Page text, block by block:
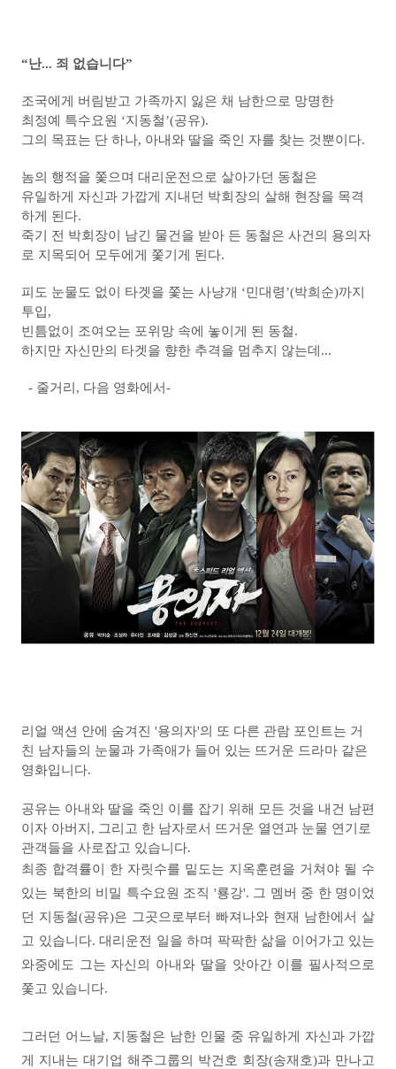
“난... 죄 없습니다”
조국에게 버림받고 가족까지 잃은 채 남한으로 망명한
최정예 특수요원 ‘지동철’(공유).
그의 목표는 단 하나, 아내와 딸을 죽인 자를 찾는 것뿐이다.
놈의 행적을 쫓으며 대리운전으로 살아가던 동철은
유일하게 자신과 가깝게 지내던 박회장의 살해 현장을 목격
하게 된다.
죽기 전 박회장이 남긴 물건을 받아 든 동철은 사건의 용의자
로 지목되어 모두에게 쫓기게 된다.
피도 눈물도 없이 타겟을 쫓는 사냥개 ‘민대령’(박희순)까지
투입,
빈틈없이 조여오는 포위망 속에 놓이게 된 동철.
하지만 자신만의 타겟을 향한 추격을 멈추지 않는데...
- 줄거리, 다음 영화에서-
리얼 액션 안에 숨겨진 '용의자'의 또 다른 관람 포인트는 거
친 남자들의 눈물과 가족애가 들어 있는 뜨거운 드라마 같은
영화입니다.
공유는 아내와 딸을 죽인 이를 잡기 위해 모든 것을 내건 남편
이자 아버지, 그리고 한 남자로서 뜨거운 열연과 눈물 연기로
관객들을 사로잡고 있습니 다.
최종 합격률이 한 자릿수를 밑도는 지옥훈련을 거쳐야 될 수
있는 북한의 비밀 특수요원 조직 '룡강'. 그 멤버 중 한 명이었
던 지동철(공유)은 그곳으로부터 빠져나와 현재 남한에서 살
고 있습니 다. 대리운전 일을 하며 팍팍한 삶을 이어가고 있는
와중에도 그는 자신의 아내와 딸을 앗아간 이를 필사적으로
쫓고 있습니 다.
그러던 어느날, 지동철은 남한 인물 중 유일하게 자신과 가깝
게 지내는 대기업 해주그룹의 박건호 회장(송재호)과 만나고